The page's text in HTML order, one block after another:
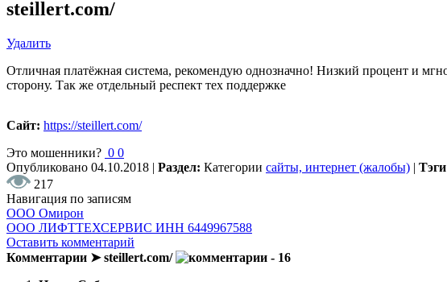
steillert.com/
Удалить
Отличная платёжная система, рекомендую однозначно! Низкий процент и
сторону. Так же отдельный респект тех поддержке
Сайт: https://steillert.com/
Это мошенники? 0 0
Опубликовано 04.10.2018 | Раздел: Категории сайты, интернет (жалобы) |
217
Навигация по записям
ООО Омирон
ООО ЛИФТТЕХСЕРВИС ИНН 6449967588
Оставить комментарий
Комментарии ➤ steillert.com/
- 16